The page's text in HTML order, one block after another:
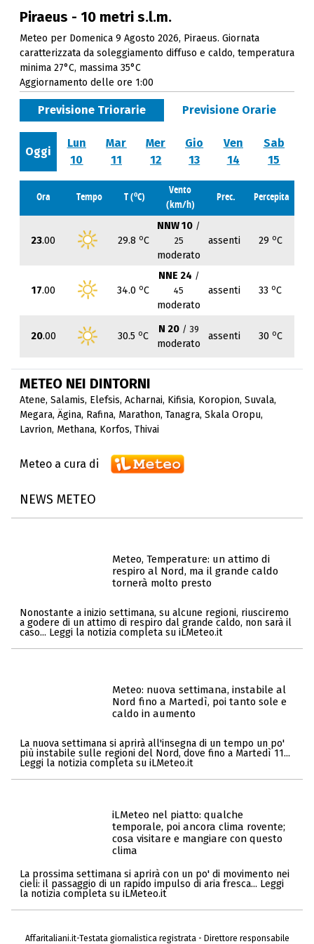
Piraeus - 10 metri s.l.m.
Meteo per Domenica 9 Agosto 2026, Piraeus. Giornata
caratterizzata da soleggiamento diffuso e caldo, temperatura
minima 27°C, massima 35°C
Aggiornamento delle ore 1:00
Previsione Triorarie Previsione Orarie
Oggi
Lun
10
Mar
11
Mer
12
Gio
13
Ven
14
Sab
15
Ora Tempo T (oC)
Vento
(km/h)
Prec. Percepita
23.00 29.8 oC
NNW 10 /
25
moderato
assenti 29 oC
17.00 34.0 oC
NNE 24 /
45
moderato
assenti 33 oC
20.00 30.5 oC
N 20 / 39
moderato
assenti 30 oC
METEO NEI DINTORNI
Atene, Salamis, Elefsis, Acharnai, Kifisia, Koropion, Suvala,
Megara, Ägina, Rafina, Marathon, Tanagra, Skala Oropu,
Lavrion, Methana, Korfos, Thivai
Meteo a cura di
NEWS METEO
Meteo, Temperature: un attimo di
respiro al Nord, ma il grande caldo
tornerà molto presto
Nonostante a inizio settimana, su alcune regioni, riusciremo
a godere di un attimo di respiro dal grande caldo, non sarà il
caso... Leggi la notizia completa su iLMeteo.it
Meteo: nuova settimana, instabile al
Nord fino a Martedì, poi tanto sole e
caldo in aumento
La nuova settimana si aprirà all'insegna di un tempo un po'
più instabile sulle regioni del Nord, dove fino a Martedì 11...
Leggi la notizia completa su iLMeteo.it
iLMeteo nel piatto: qualche
temporale, poi ancora clima rovente;
cosa visitare e mangiare con questo
clima
La prossima settimana si aprirà con un po' di movimento nei
cieli: il passaggio di un rapido impulso di aria fresca... Leggi
la notizia completa su iLMeteo.it
Affaritaliani.it-Testata giornalistica registrata - Direttore responsabile